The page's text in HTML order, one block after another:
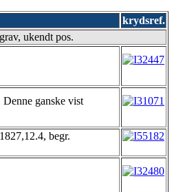
krydsref.
ukendt pos.
ganske vist
begr.